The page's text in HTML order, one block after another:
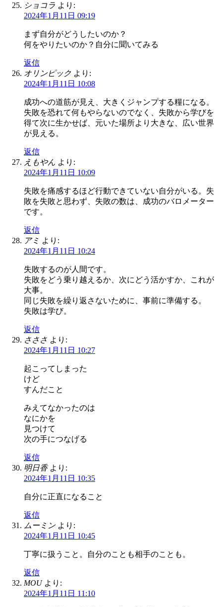
ショコラ より:
2024年1月11日 09:19
まず自分がどうしたいのか？
何をやりたいのか？自分に聞いてみる
返信
オリンピック より:
2024年1月11日 10:08
成功への道筋が見え、大きくジャンプする糧になる。
失敗を恐れて何もやらないのでなく、失敗から学びを
得て次に生かせば、元いた場所より大きな、広い世界
が見える。
返信
えもやん より:
2024年1月11日 10:09
失敗を痛感するほど行動できていない自分がいる。失
敗を失敗と思わず、失敗の数は、成功のバロメーター
です。
返信
アミ より:
2024年1月11日 10:24
失敗するのが人間です。
失敗をどう乗り越えるか、次にどう活かすか、これが
大事。
同じ失敗を繰り返さないために、事前に準備する。
失敗は学び。
返信
さささ より:
2024年1月11日 10:27
起こってしまった
けど
すんだこと
みえてなかったのは
なにかを
見つけて
次の手につなげる
返信
明日香 より:
2024年1月11日 10:35
自分に正直になること
返信
ムーミン より:
2024年1月11日 10:45
丁寧に扱うこと。自分のことも相手のことも。
返信
MOU より:
2024年1月11日 11:10